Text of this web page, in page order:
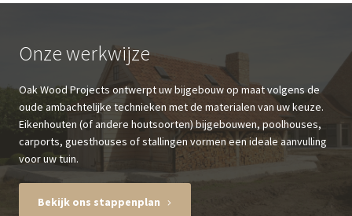
Onze werkwijze
Oak Wood Projects ontwerpt uw bijgebouw op maat volgens de
oude ambachtelijke technieken met de materialen van uw keuze.
Eikenhouten (of andere houtsoorten) bijgebouwen, poolhouses,
carports, guesthouses of stallingen vormen een ideale aanvulling
voor uw tuin.
Bekijk ons stappenplan